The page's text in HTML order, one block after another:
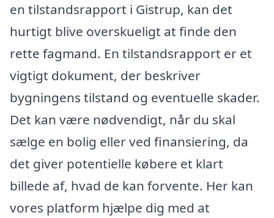
en tilstandsrapport i Gistrup, kan det
hurtigt blive overskueligt at finde den
rette fagmand. En tilstandsrapport er et
vigtigt dokument, der beskriver
bygningens tilstand og eventuelle skader.
Det kan være nødvendigt, når du skal
sælge en bolig eller ved finansiering, da
det giver potentielle købere et klart
billede af, hvad de kan forvente. Her kan
vores platform hjælpe dig med at